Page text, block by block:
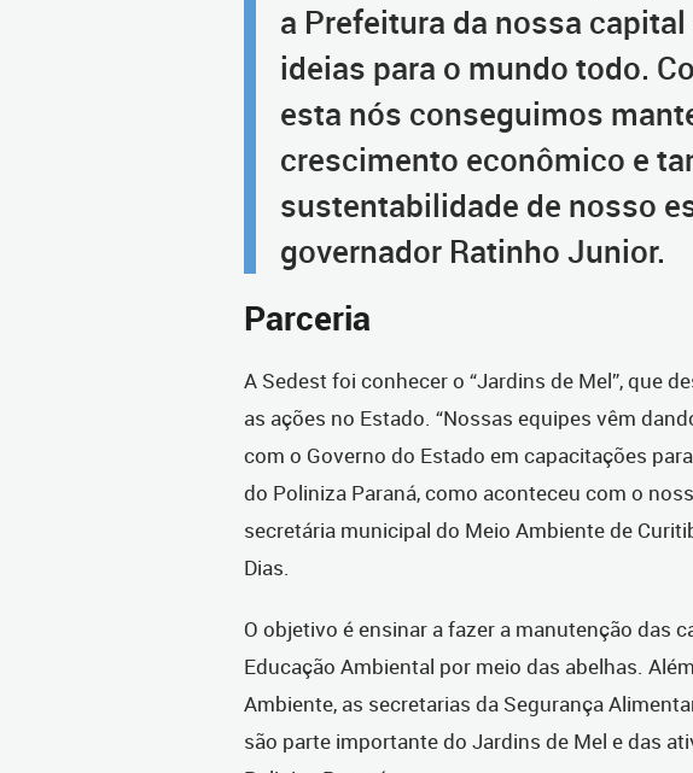
a Prefeitura da nossa
ideias para o mundo todo.
esta nós conseguimos
crescimento econômico e
sustentabilidade de nosso
governador Ratinho Junior.
Parceria
A Sedest foi conhecer o “Jardins de Mel”, que
as ações no Estado. “Nossas equipes vêm
com o Governo do Estado em capacitações
do Poliniza Paraná, como aconteceu com o
secretária municipal do Meio Ambiente de
Dias.
O objetivo é ensinar a fazer a manutenção das
Educação Ambiental por meio das abelhas.
Ambiente, as secretarias da Segurança
são parte importante do Jardins de Mel e das